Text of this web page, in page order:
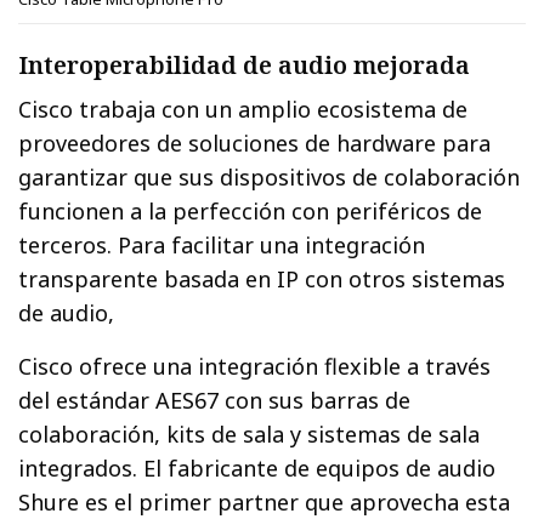
Interoperabilidad de audio mejorada
Cisco trabaja con un amplio ecosistema de
proveedores de soluciones de hardware para
garantizar que sus dispositivos de colaboración
funcionen a la perfección con periféricos de
terceros. Para facilitar una integración
transparente basada en IP con otros sistemas
de audio,
Cisco ofrece una integración flexible a través
del estándar AES67 con sus barras de
colaboración, kits de sala y sistemas de sala
integrados. El fabricante de equipos de audio
Shure es el primer partner que aprovecha esta